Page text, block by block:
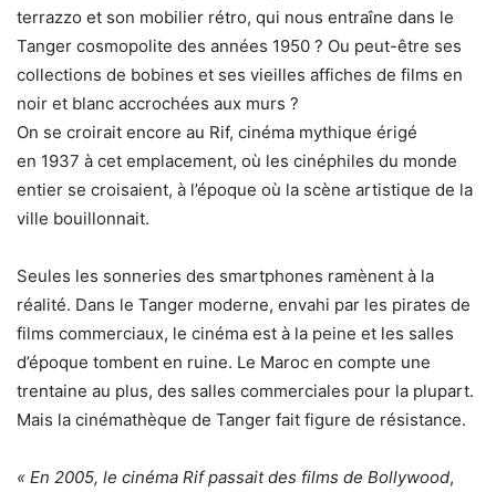
terrazzo et son mobilier rétro, qui nous entraîne dans le
Tanger cosmopolite des années 1950 ? Ou peut-être ses
collections de bobines et ses vieilles affiches de films en
noir et blanc accrochées aux murs ?
On se croirait encore au Rif, cinéma mythique érigé
en 1937 à cet emplacement, où les cinéphiles du monde
entier se croisaient, à l’époque où la scène artistique de la
ville bouillonnait.
Seules les sonneries des smartphones ramènent à la
réalité. Dans le Tanger moderne, envahi par les pirates de
films commerciaux, le cinéma est à la peine et les salles
d’époque tombent en ruine. Le Maroc en compte une
trentaine au plus, des salles commerciales pour la plupart.
Mais la cinémathèque de Tanger fait figure de résistance.
« En 2005, le cinéma Rif passait des films de Bollywood,